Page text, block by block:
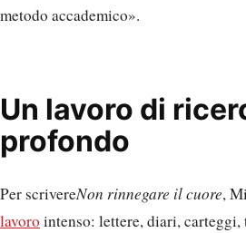
metodo accademico».
Un lavoro di
profondo
Per scrivereNon rinnegare il cuore,
lavoro intenso: lettere, diari,